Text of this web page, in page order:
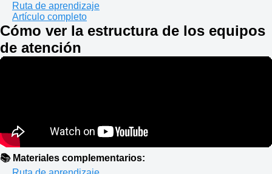
Ruta de aprendizaje
Artículo completo
Cómo ver la estructura de los equipos
de atención
📚 Materiales complementarios: